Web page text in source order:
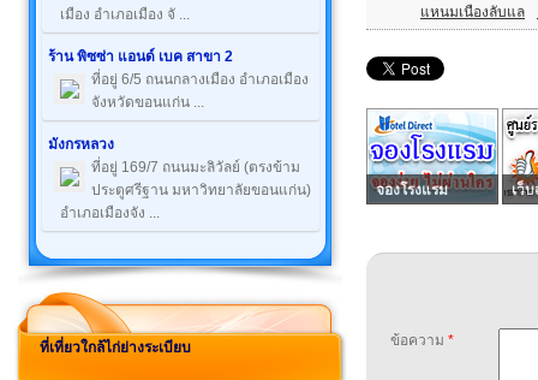
เมือง อำเภอเมือง จั ...
ร้าน พิซซ่า แอนด์ เบค สาขา 2
ที่อยู่ 6/5 ถนนกลางเมือง อำเภอเมือง
จังหวัดขอนแก่น ...
มังกรหลวง
ที่อยู่ 169/7 ถนนมะลิวัลย์ (ตรงข้าม
ประตูศรีฐาน มหาวิทยาลัยขอนแก่น)
อำเภอเมืองจัง ...
ที่เที่ยวใกล้ไก่ย่างระเบียบ
แหนมเนืองลับแล
จองโรงแรม เว็บ
ข้อความ *